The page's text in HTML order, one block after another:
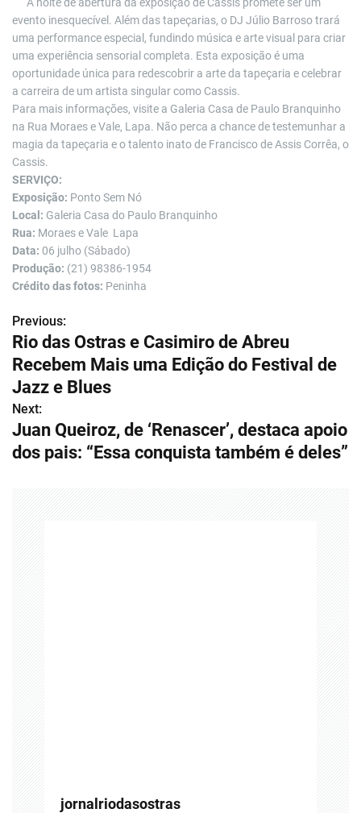
evento inesquecível. Além das tapeçarias, o DJ Júlio Barroso trará
uma performance especial, fundindo música e arte visual para criar
uma experiência sensorial completa. Esta exposição é uma
oportunidade única para redescobrir a arte da tapeçaria e celebrar
a carreira de um artista singular como Cassis.
Para mais informações, visite a Galeria Casa de Paulo Branquinho
na Rua Moraes e Vale, Lapa. Não perca a chance de testemunhar a
magia da tapeçaria e o talento inato de Francisco de Assis Corrêa, o
Cassis.
SERVIÇO:
Exposição: Ponto Sem Nó
Local: Galeria Casa do Paulo Branquinho
Rua: Moraes e Vale Lapa
Data: 06 julho (Sábado)
Produção: (21) 98386-1954
Crédito das fotos: Peninha
N
a
v
e
g
Previous:
Rio das Ostras e Casimiro de Abreu
Recebem Mais uma Edição do Festival de
Jazz e Blues
Next:
Juan Queiroz, de ‘Renascer’, destaca apoio
dos pais: “Essa conquista também é deles”
jornalriodasostras